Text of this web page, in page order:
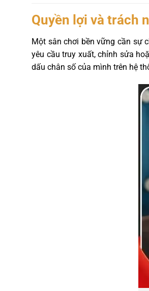
Quyền lợi và trách
Một sân chơi bền vững cần sự
yêu cầu truy xuất, chỉnh sửa
dấu chân số của mình trên hệ